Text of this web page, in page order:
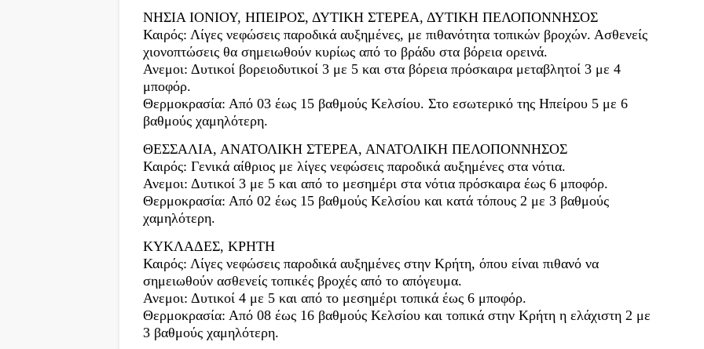
ΝΗΣΙΑ ΙΟΝΙΟΥ, ΗΠΕΙΡΟΣ, ΔΥΤΙΚΗ ΣΤΕΡΕΑ, ΔΥΤΙΚΗ ΠΕΛΟΠΟΝΝΗΣΟΣ
Καιρός: Λίγες νεφώσεις παροδικά αυξημένες, με πιθανότητα τοπικών βροχών. Ασθενείς
χιονοπτώσεις θα σημειωθούν κυρίως από το βράδυ στα βόρεια ορεινά.
Ανεμοι: Δυτικοί βορειοδυτικοί 3 με 5 και στα βόρεια πρόσκαιρα μεταβλητοί 3 με 4
μποφόρ.
Θερμοκρασία: Από 03 έως 15 βαθμούς Κελσίου. Στο εσωτερικό της Ηπείρου 5 με 6
βαθμούς χαμηλότερη.
ΘΕΣΣΑΛΙΑ, ΑΝΑΤΟΛΙΚΗ ΣΤΕΡΕΑ, ΑΝΑΤΟΛΙΚΗ ΠΕΛΟΠΟΝΝΗΣΟΣ
Καιρός: Γενικά αίθριος με λίγες νεφώσεις παροδικά αυξημένες στα νότια.
Ανεμοι: Δυτικοί 3 με 5 και από το μεσημέρι στα νότια πρόσκαιρα έως 6 μποφόρ.
Θερμοκρασία: Από 02 έως 15 βαθμούς Κελσίου και κατά τόπους 2 με 3 βαθμούς
χαμηλότερη.
ΚΥΚΛΑΔΕΣ, ΚΡΗΤΗ
Καιρός: Λίγες νεφώσεις παροδικά αυξημένες στην Κρήτη, όπου είναι πιθανό να
σημειωθούν ασθενείς τοπικές βροχές από το απόγευμα.
Ανεμοι: Δυτικοί 4 με 5 και από το μεσημέρι τοπικά έως 6 μποφόρ.
Θερμοκρασία: Από 08 έως 16 βαθμούς Κελσίου και τοπικά στην Κρήτη η ελάχιστη 2 με
3 βαθμούς χαμηλότερη.